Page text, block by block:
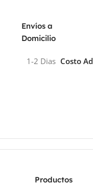
Envíos a
Domicilio
1-2 Dias Costo
Productos